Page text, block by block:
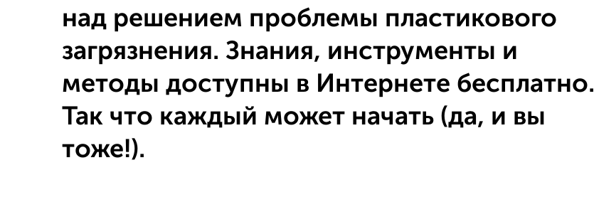
над решением проблемы пластикового
загрязнения. Знания, инструменты и
методы доступны в Интернете бесплатно.
Так что каждый может начать (да, и вы
тоже!).